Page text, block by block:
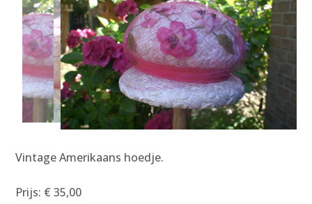
Vintage Amerikaans hoedje.
Prijs: € 35,00